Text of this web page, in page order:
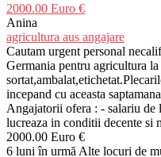
2000.00 Euro €
Anina
agricultura aus angajare
Cautam urgent personal
Germania pentru agricultura
incepand cu aceasta
Angajatorii ofera : - salariu de
lucreaza in conditii decente si
2000.00 Euro €
6 luni în urmă Alte locuri de